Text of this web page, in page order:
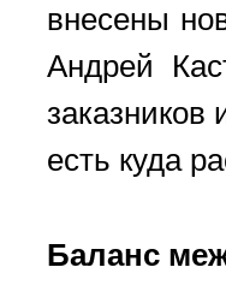
внесены
Андрей
есть куда
Баланс